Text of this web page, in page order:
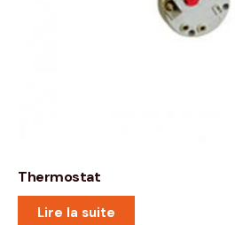
Thermostat
Lire la suite